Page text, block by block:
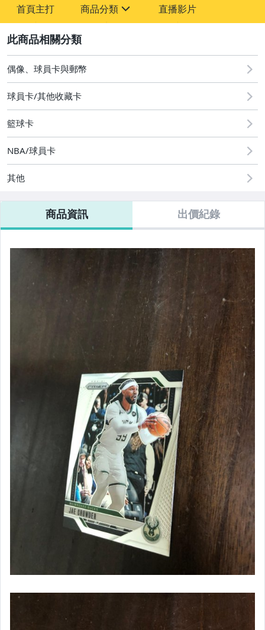
首頁主打 商品分類
偶像、球員卡與郵幣
直播影片
偶像、球員卡與郵幣
球員卡/其他收藏卡
籃球卡
NBA/球員卡
其他
商品資訊 出價紀錄